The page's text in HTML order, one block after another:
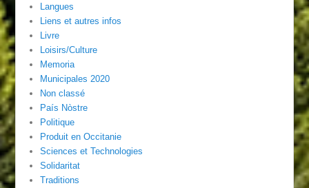
Langues
Liens et autres infos
Livre
Loisirs/Culture
Memoria
Municipales 2020
Non classé
País Nòstre
Politique
Produit en Occitanie
Sciences et Technologies
Solidaritat
Traditions